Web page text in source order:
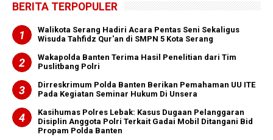
BERITA TERPOPULER
Walikota Serang Hadiri Acara Pentas Seni Sekaligus
Wisuda Tahfidz Qur'an di SMPN 5 Kota Serang
Wakapolda Banten Terima Hasil Penelitian dari Tim
Puslitbang Polri
Dirreskrimum Polda Banten Berikan Pemahaman UU ITE
Pada Kegiatan Seminar Hukum Di Unsera
Kasihumas Polres Lebak: Kasus Dugaan Pelanggaran
Disiplin Anggota Polri Terkait Gadai Mobil Ditangani Bid
Propam Polda Banten